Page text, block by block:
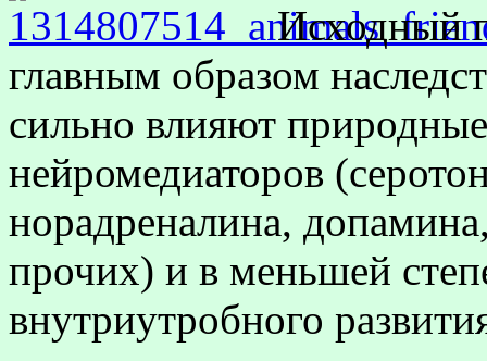
Исходный
главным образом
сильно влияют
нейромедиаторов
норадреналина,
прочих) и в меньшей
внутриутробного